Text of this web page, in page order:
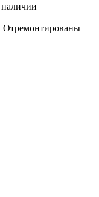
Отремонтированы